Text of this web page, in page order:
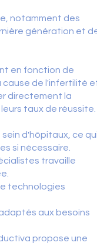
notamment des
génération et
en fonction de
cause de l'infertilité
directement la
taux de réussite.
d'hôpitaux, ce qui
si nécessaire.
travaille
technologies
aux besoins
propose une